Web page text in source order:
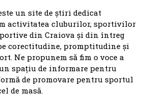
un site de știri dedicat
activitatea cluburilor, sportivilor
din Craiova și din întreg
corectitudine, promptitudine și
Ne propunem să fim o voce a
spațiu de informare pentru
de promovare pentru sportul
de masă.